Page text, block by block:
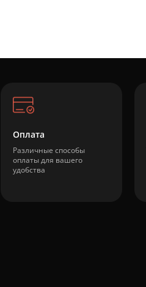
Оплата
Различные способы
оплаты для вашего
удобства